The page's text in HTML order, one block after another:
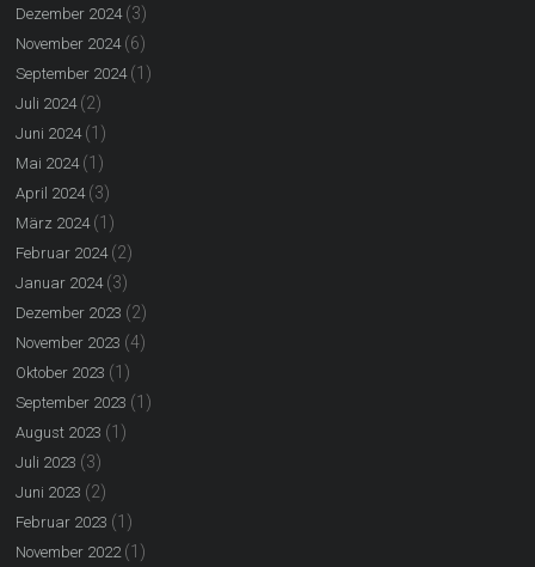
Dezember 2024(3)
November 2024(6)
September 2024(1)
Juli 2024(2)
Juni 2024(1)
Mai 2024(1)
April 2024(3)
März 2024(1)
Februar 2024(2)
Januar 2024(3)
Dezember 2023 (2)
November 2023 (4)
Oktober 2023 (1)
September 2023 (1)
August 2023 (1)
Juli 2023 (3)
Juni 2023 (2)
Februar 2023 (1)
November 2022 (1)